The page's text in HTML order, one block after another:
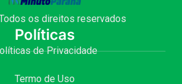
os direitos reservados
Políticas
de Privacidade
Termo de Uso